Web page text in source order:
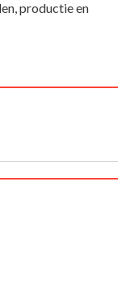
productie en